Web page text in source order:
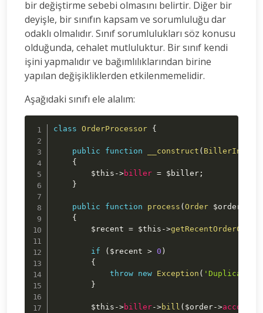
bir değiştirme sebebi olmasını belirtir. Diğer bir
deyişle, bir sınıfın kapsam ve sorumluluğu dar
odaklı olmalıdır. Sınıf sorumlulukları söz konusu
olduğunda, cehalet mutluluktur. Bir sınıf kendi
işini yapmalıdır ve bağımlılıklarından birine
yapılan değişikliklerden etkilenmemelidir.
Aşağıdaki sınıfı ele alalım:
class OrderProcessor {
public function __construct (
{
$this ->biller = $biller ;
}
public function process (Order $order
{
$recent
= $this ->getRecentOrderCount
if ( $recent > 0 )
{
throw new Exception ( 'Duplicate
}
$this ->biller->bill ( $order->account